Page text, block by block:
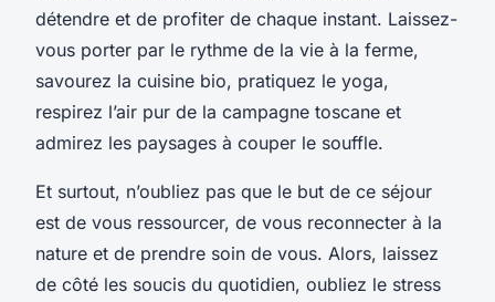
détendre et de profiter de chaque instant. Laissez-
vous porter par le rythme de la vie à la ferme,
savourez la cuisine bio, pratiquez le yoga,
respirez l’air pur de la campagne toscane et
admirez les paysages à couper le souffle.
Et surtout, n’oubliez pas que le but de ce séjour
est de vous ressourcer, de vous reconnecter à la
nature et de prendre soin de vous. Alors, laissez
de côté les soucis du quotidien, oubliez le stress